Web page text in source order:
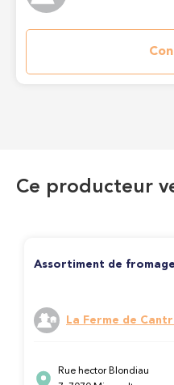
Ce producteur
Assortiment de
La Ferme de
Rue hector Blondiau